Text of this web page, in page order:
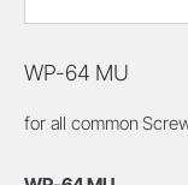
WP-64 MU
for all common